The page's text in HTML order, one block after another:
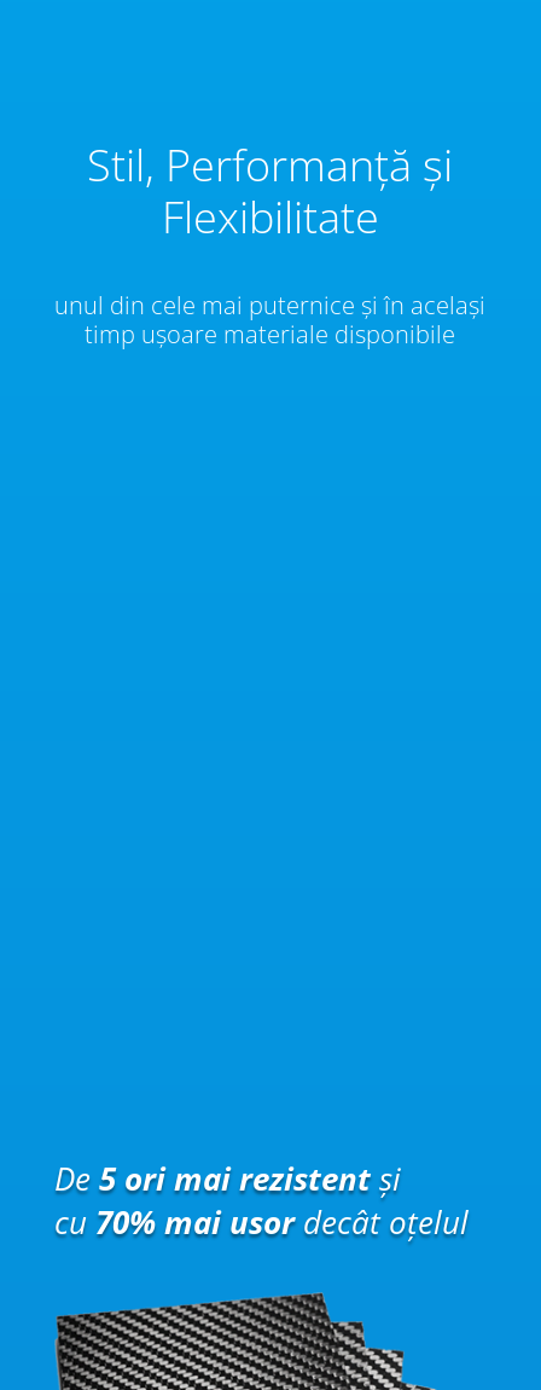
Stil, Performanță și
Flexibilitate
unul din cele mai puternice și în același
timp ușoare materiale disponibile
De5 ori mai rezistentși
cu 70% mai usordecât oțelul